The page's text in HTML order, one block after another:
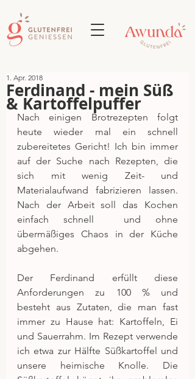
Ferdinand - mein Süß
& Kartoffelpuffer
1. Apr. 2018
Nach einigen Brotrezepten folgt
heute wieder mal ein schnell
zubereitetes Gericht! Ich bin immer
auf der Suche nach Rezepten, die
sich mit wenig Zeit- und
Materialaufwand fabrizieren lassen.
Nach der Arbeit soll das Kochen
einfach schnell  und ohne
übermäßiges Chaos in der Küche
abgehen.
Der Ferdinand erfüllt diese
Anforderungen zu 100 % und
besteht aus Zutaten, die man fast
immer zu Hause hat: Kartoffeln, Ei
und Sauerrahm. Im Rezept verwende
ich etwa zur Hälfte Süßkartoffel und
unsere heimische Knolle. Die